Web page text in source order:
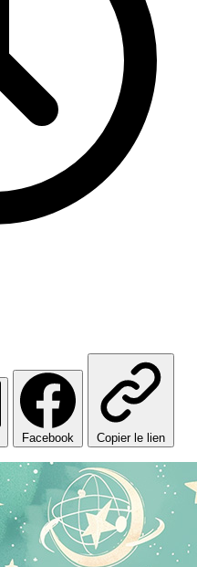
Facebook Copier le lien